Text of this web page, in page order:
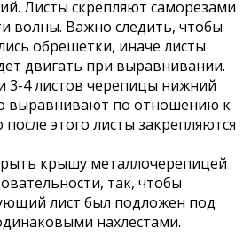
Листы скрепляют саморезами
волны. Важно следить, чтобы
обрешетки, иначе листы
двигать при выравнивании.
3-4 листов черепицы нижний
выравнивают по отношению к
этого листы закрепляются
крышу металлочерепицей
так, чтобы
лист был подложен под
нахлестами.